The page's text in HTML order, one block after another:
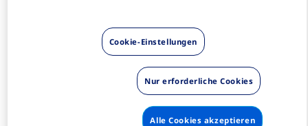
Cookie-Einstellungen
Nur erforderliche Cookies
Alle Cookies akzeptieren